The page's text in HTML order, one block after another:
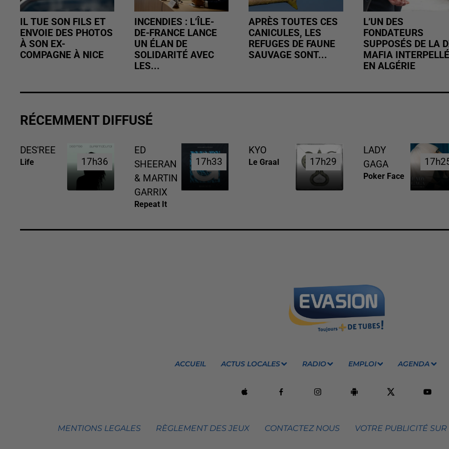
IL TUE SON FILS ET
ENVOIE DES PHOTOS
À SON EX-
COMPAGNE À NICE
INCENDIES : L’ÎLE-
DE-FRANCE LANCE
UN ÉLAN DE
SOLIDARITÉ AVEC
LES...
APRÈS TOUTES CES
CANICULES, LES
REFUGES DE FAUNE
SAUVAGE SONT...
L’UN DES
FONDATEURS
SUPPOSÉS DE LA
MAFIA INTERPELLÉ
EN ALGÉRIE
RÉCEMMENT DIFFUSÉ
DES'REE
Life 17h36
17h36
ED
SHEERAN
& MARTIN
GARRIX
Repeat It
17h33
17h33
KYO
Le Graal 17h29
17h29
LADY
GAGA
Poker Face
ACCUEIL ACTUS LOCALES RADIO EMPLOI AGENDA
MENTIONS LEGALES RÈGLEMENT DES JEUX CONTACTEZ NOUS VOTRE PUBLICITÉ